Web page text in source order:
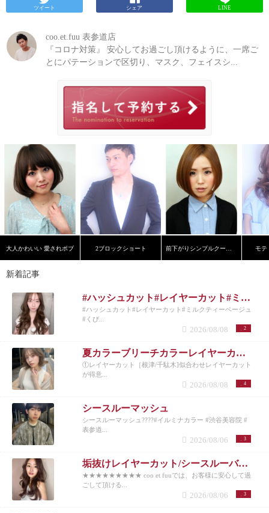
ツイート シェア LINE
coo.et.fuu 表参道店
『コロナ対策』 安心してお過ごし頂けるように、一席ご
とにパテーションで区切り、マスク、フェイスシ...
大人かわいい 愛されボブ 2ブロックショート 前下がりシンプルクール ボブ モテ
新着記事
#ハッシュカット#レイヤーカット#ミルクティーベージュ#くびれヘア#シースルーバング
#ハッシュカット#レイヤーカット#ミルクティーベージュ
#くび...
2
2026/08/08
夏カラーブリーチカラーレイヤーカット
①レイヤーカット［根津/千駄木]似合わせレイヤーカット
が得意...
4
2026/08/08
シースルーマッシュ
シースルーマッシュ????#イルミナカラー #渋谷美容院 #
表参道...
3
2026/08/06
垢抜けレイヤーカット/シースルーバング◎夏のベージュカラー
★★★★★★★★★ coo et fuuでは、お客様に安心して過
ごして頂ける...
3
2026/08/06